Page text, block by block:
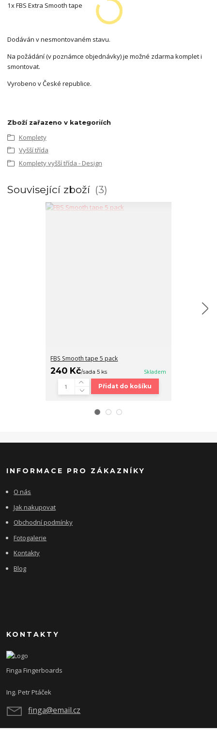
1x FBS Extra Smooth tape
Dodáván v nesmontovaném stavu.
Na požádání (v poznámce objednávky) je možné zdarma komplet i
smontovat.
Vyrobeno v České republice.
Zboží zařazeno v kategoriích
Komplety
Vyšší třída
Komplety vyšší třída - Design
Související zboží 3
FBS Smooth tape 5 pack
240 Kč/sada 5 ks Skladem
Přidat do košíku
INFORMACE PRO ZÁKAZNÍKY
O nás
Jak nakupovat
Obchodní podmínky
Fotogalerie
Kontakty
Blog
KONTAKTY
Finga Fingerboards
Ing. Petr Ptáček
finga@email.cz